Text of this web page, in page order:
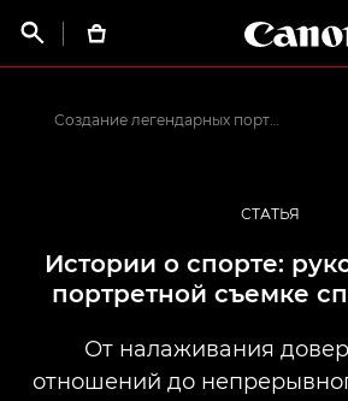
 
Профессиональная фото- и видеосъемка
Истории от профессионалов: вдохновляющие идеи для печати, а также фото- и видеосъемки
СТАТЬЯ
Истории о спорте:
портретной съемке
От налаживания
отношений до